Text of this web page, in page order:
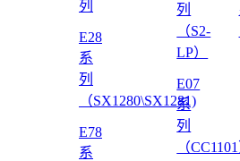
列
E28
系
列
（SX1280\SX1281)
E78
系
列
（S2-
LP）
E07
系
列
（CC1101